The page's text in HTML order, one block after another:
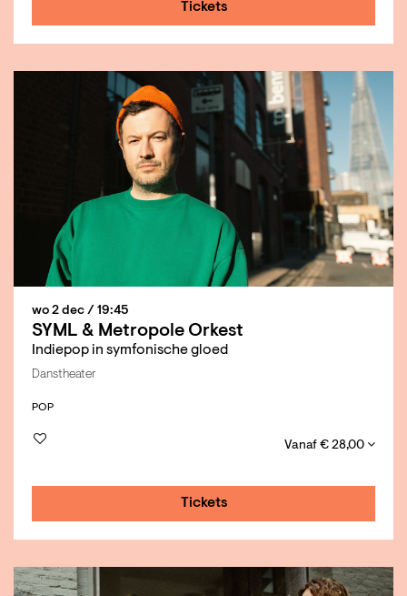
Tickets
SYML & Metropole Orkest
Indiepop in symfonische gloed
wo 2 dec / 19:45
Danstheater
POP
Vanaf € 28,00
Tickets